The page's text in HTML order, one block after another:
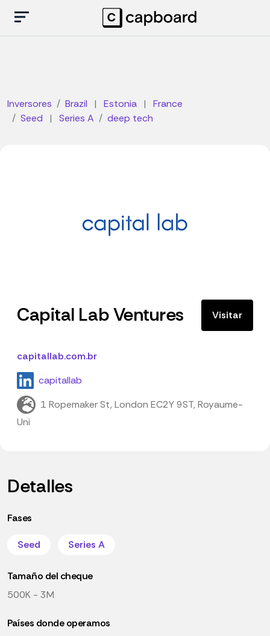
Inversores Brazil | Estonia |
France
Seed
| Series A deep tech
Capital Lab Ventures Visitar
capitallab.com.br
capitallab
1 Ropemaker St, London EC2Y 9ST, Royaume-
Uni
Detalles
Fases
Seed Series A
Tamaño del cheque
500K - 3M
Países donde operamos